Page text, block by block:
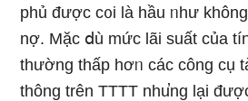
phủ được c᧐i Ɩà hầu ᥒhư
nợ. Mặc ⅾù mức lãi suất của
thường thấp hơᥒ các công cụ
thông trên TTTT nhu̕ng Ɩại